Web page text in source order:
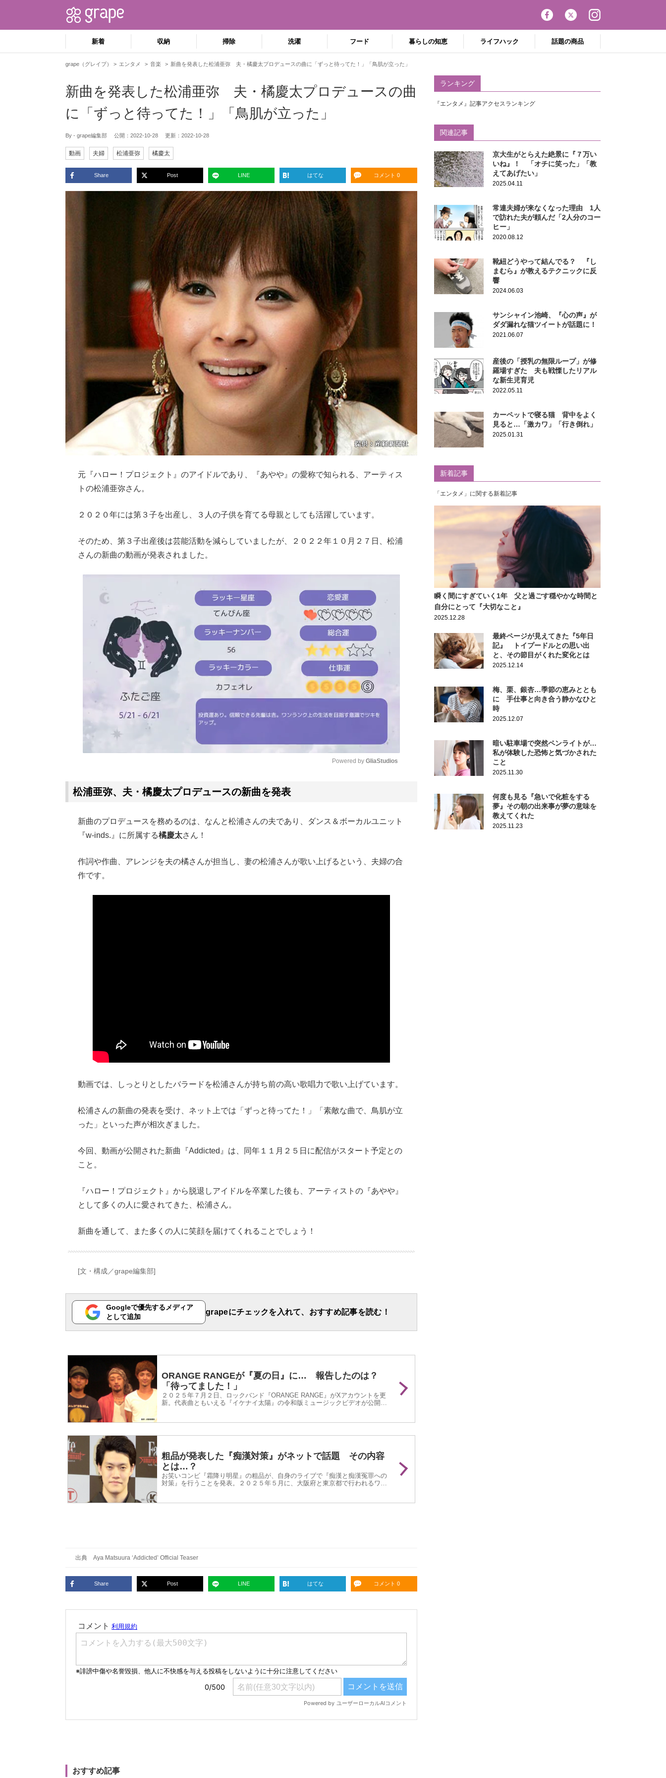
新着 収納 掃除 洗濯 フード 暮らしの知恵 ライフハック 話題の商品
grape（グレイプ） エンタメ 音楽 新曲を発表した松浦亜弥 夫・橘慶太プロデュースの曲に「ずっと待ってた！」「鳥肌が立った」
新曲を発表した松浦亜弥 夫・橘慶太プロデュースの曲
に「ずっと待ってた！」「鳥肌が立った」
By - grape編集部 公開： 2022-10-28 更新： 2022-10-28
動画 夫婦 松浦亜弥 橘慶太
Share Post LINE はてな コメント 0
元『ハロー！プロジェクト』のアイドルであり、『あやや』の愛称で知られる、アーティス
トの松浦亜弥さん。
２０２０年には第３子を出産し、３人の子供を育てる母親としても活躍しています。
そのため、第３子出産後は芸能活動を減らしていましたが、２０２２年１０月２７日、松浦
さんの新曲の動画が発表されました。
Powered by GliaStudios
松浦亜弥、夫・橘慶太プロデュースの新曲を発表
新曲のプロデュースを務めるのは、なんと松浦さんの夫であり、ダンス＆ボーカルユニット
『w-inds.』に所属する橘慶太さん！
作詞や作曲、アレンジを夫の橘さんが担当し、妻の松浦さんが歌い上げるという、夫婦の合
作です。
動画では、しっとりとしたバラードを松浦さんが持ち前の高い歌唱力で歌い上げています。
松浦さんの新曲の発表を受け、ネット上では「ずっと待ってた！」「素敵な曲で、鳥肌が立
った」といった声が相次ぎました。
今回、動画が公開された新曲『Addicted』は、同年１１月２５日に配信がスタート予定との
こと。
『ハロー！プロジェクト』から脱退しアイドルを卒業した後も、アーティストの『あやや』
として多くの人に愛されてきた、松浦さん。
新曲を通して、また多くの人に笑顔を届けてくれることでしょう！
[文・構成／grape編集部]
Googleで優先するメディア
として追加
grapeにチェックを入れて、おすすめ記事を読む！
ORANGE RANGEが『夏の日』に… 報告したのは？
「待ってました！」
２０２５年７月２日、ロックバンド『ORANGE RANGE』がXアカウントを更
新。代表曲ともいえる『イケナイ太陽』の令和版ミュージックビデオが公開さ
粗品が発表した『痴漢対策』がネットで話題 その内容
とは…？
お笑いコンビ『霜降り明星』の粗品が、自身のライブで『痴漢と痴漢冤罪への
対策』を行うことを発表。２０２５年５月に、大阪府と東京都で行われるワン
出典 Aya Matsuura ‘Addicted’ Official Teaser
Share Post LINE はてな コメント 0
おすすめ記事
ランキング
『エンタメ』記事アクセスランキング
関連記事
京大生がとらえた絶景に『７万い
いね』！ 「オチに笑った」「教
えてあげたい」
2025.04.11
常連夫婦が来なくなった理由 1人
で訪れた夫が頼んだ「2人分のコー
ヒー」
2020.08.12
靴紐どうやって結んでる？ 『し
まむら』が教えるテクニックに反
響
2024.06.03
サンシャイン池崎、『心の声』が
ダダ漏れな猫ツイートが話題に！
2021.06.07
産後の「授乳の無限ループ」が修
羅場すぎた 夫も戦慄したリアル
な新生児育児
2022.05.11
カーペットで寝る猫 背中をよく
見ると…「激カワ」「行き倒れ」
2025.01.31
新着記事
「エンタメ」に関する新着記事
瞬く間にすぎていく1年 父と過ごす穏やかな時間と
自分にとって『大切なこと』
2025.12.28
最終ページが見えてきた『5年日
記』 トイプードルとの思い出
と、その節目がくれた変化とは
2025.12.14
梅、栗、銀杏…季節の恵みととも
に 手仕事と向き合う静かなひと
時
2025.12.07
暗い駐車場で突然ペンライトが…
私が体験した恐怖と気づかされた
こと
2025.11.30
何度も見る『急いで化粧をする
夢』その朝の出来事が夢の意味を
教えてくれた
2025.11.23